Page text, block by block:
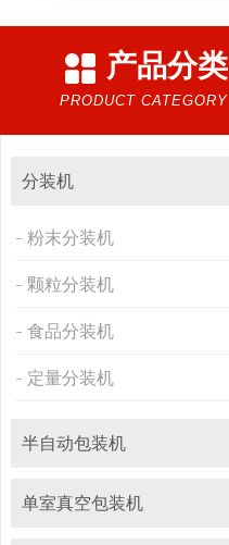
产品分类
PRODUCT CATEGORY
分装机
粉末分装机
颗粒分装机
食品分装机
定量分装机
半自动包装机
单室真空包装机